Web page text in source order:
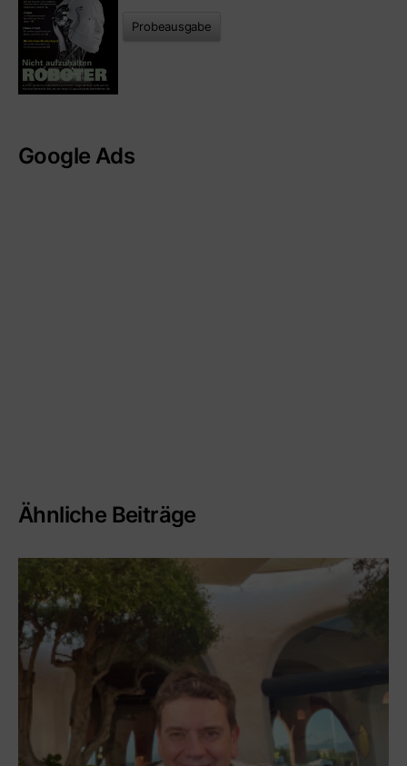
Probeausgabe
Google Ads
Ähnliche Beiträge